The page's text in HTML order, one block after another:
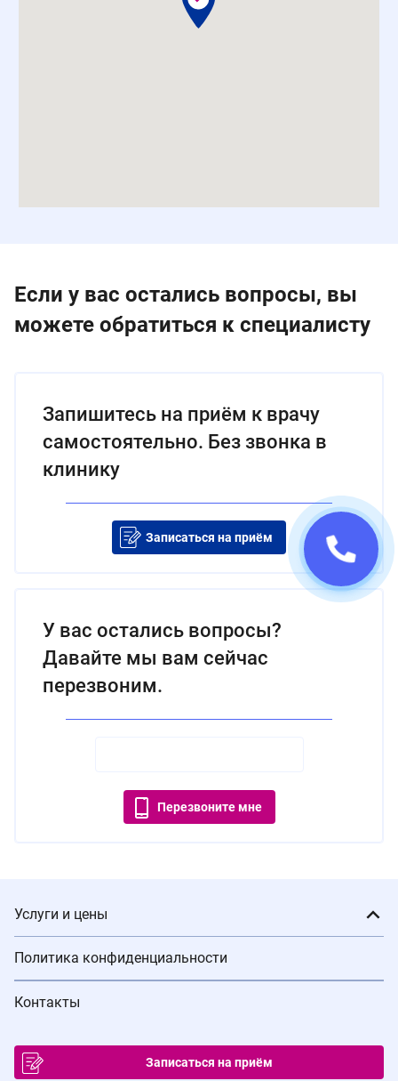
Если у вас остались вопросы, вы
можете обратиться к специалисту
Запишитесь на приём к врачу
самостоятельно. Без звонка в
клинику
Записаться на приём
У вас остались вопросы?
Давайте мы вам сейчас
перезвоним.
Перезвоните мне
Услуги и цены
Политика конфиденциальности
Контакты
Записаться на приём